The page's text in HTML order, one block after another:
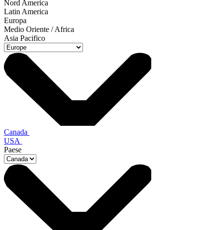
Nord America
Latin America
Europa
Medio Oriente / Africa
Asia Pacifico
Canada
USA
Paese